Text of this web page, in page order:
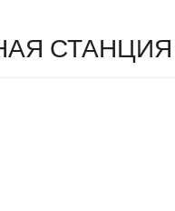
СТАНЦИЯ